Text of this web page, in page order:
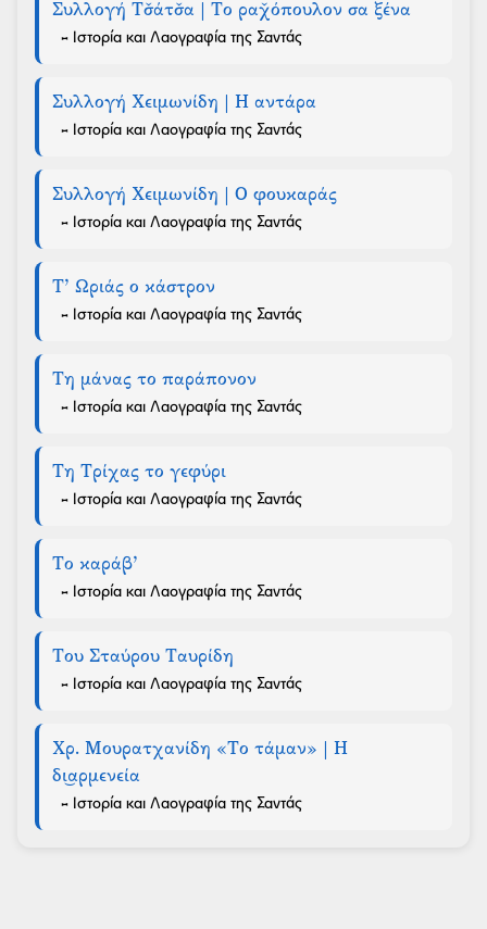
Συλλογή Τσ̌άτσ̌α | Το ραχ̌όπουλον σα ξένα
- Ιστορία και Λαογραφία της Σαντάς
Συλλογή Χειμωνίδη | Η αντάρα
- Ιστορία και Λαογραφία της Σαντάς
Συλλογή Χειμωνίδη | Ο φουκαράς
- Ιστορία και Λαογραφία της Σαντάς
Τ’ Ωριάς ο κάστρον
- Ιστορία και Λαογραφία της Σαντάς
Τη μάνας το παράπονον
- Ιστορία και Λαογραφία της Σαντάς
Τη Τρίχας το γεφύρι
- Ιστορία και Λαογραφία της Σαντάς
Το καράβ’
- Ιστορία και Λαογραφία της Σαντάς
Του Σταύρου Ταυρίδη
- Ιστορία και Λαογραφία της Σαντάς
Χρ. Μουρατχανίδη «Το τάμαν» | Η
δι͜αρμενεία
- Ιστορία και Λαογραφία της Σαντάς